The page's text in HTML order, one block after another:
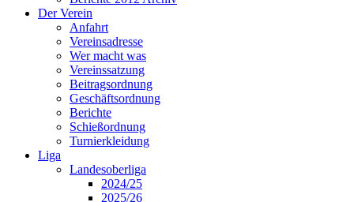
Der Verein
Anfahrt
Vereinsadresse
Wer macht was
Vereinssatzung
Beitragsordnung
Geschäftsordnung
Berichte
Schießordnung
Turnierkleidung
Liga
Landesoberliga
2024/25
2025/26